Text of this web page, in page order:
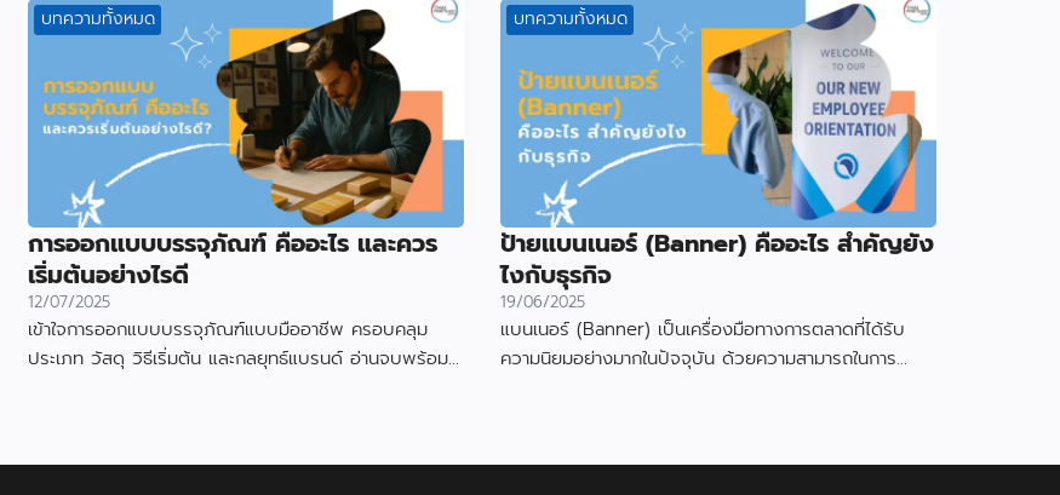
บทความทั้งหมด
การออกแบบบรรจุภัณฑ์ คืออะไร และควร
เริ่มต้นอย่างไรดี
12/07/2025
เข้าใจการออกแบบบรรจุภัณฑ์แบบมืออาชีพ ครอบคลุม
ประเภท วัสดุ วิธีเริ่มต้น และกลยุทธ์แบรนด์ อ่านจบพร้อม
บทความทั้งหมด
ป้ายแบนเนอร์ (Banner) คืออะไร สำคัญยัง
ไงกับธุรกิจ
19/06/2025
แบนเนอร์ (Banner) เป็นเครื่องมือทางการตลาดที่ได้รับ
ความนิยมอย่างมากในปัจจุบัน ด้วยความสามารถในการ